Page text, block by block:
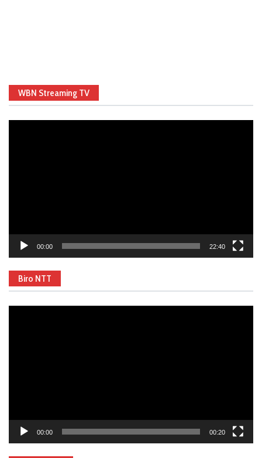
WBN Streaming TV
00:00 22:40
Biro NTT
00:00 00:20